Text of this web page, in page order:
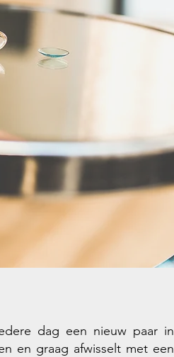
dag een nieuw paar in
en graag afwisselt met een